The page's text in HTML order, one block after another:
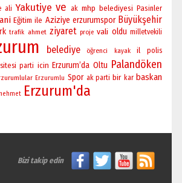
ali Yakutiye ve ak mhp belediyesi Pasinler
Eğitim ile Aziziye erzurumspor Büyükşehir
trafik ahmet ziyaret proje vali oldu milletvekili
belediye öğrenci kayak il
polis
parti icin Erzurum’da Oltu Palandöken
Erzurumlu Spor ak parti bir kar baskan
Erzurum'da
Bizi takip edin